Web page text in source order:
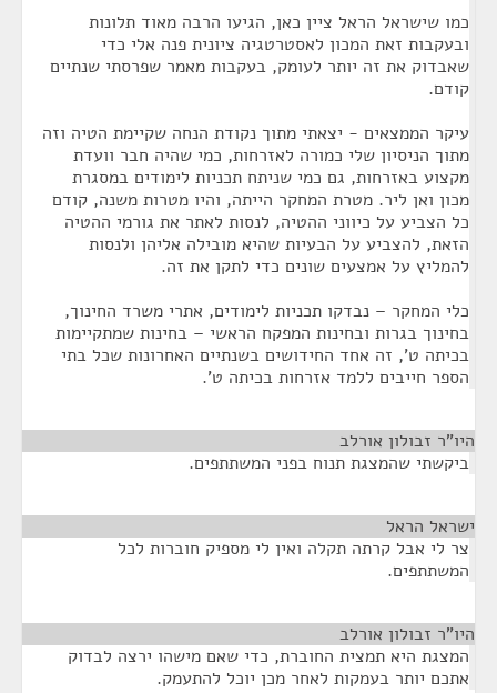
כמו שישראל הראל ציין כאן, הגיעו הרבה מאוד תלונות
ובעקבות זאת המכון לאסטרטגיה ציונית פנה אלי כדי
שאבדוק את זה יותר לעומק, בעקבות מאמר שפרסתי שנתיים
קודם.
עיקר הממצאים - יצאתי מתוך נקודת הנחה שקיימת הטיה וזה
מתוך הניסיון שלי כמורה לאזרחות, כמי שהיה חבר וועדת
מקצוע באזרחות, גם כמי שניתח תכניות לימודים במסגרת
מכון ואן ליר. מטרת המחקר הייתה, והיו מטרות משנה, קודם
כל הצביע על כיווני ההטיה, לנסות לאתר את גורמי ההטיה
הזאת, להצביע על הבעיות שהיא מובילה אליהן ולנסות
להמליץ על אמצעים שונים כדי לתקן את זה.
כלי המחקר – נבדקו תכניות לימודים, אתרי משרד החינוך,
בחינוך בגרות ובחינות המפקח הראשי – בחינות שמתקיימות
בכיתה ט', זה אחד החידושים בשנתיים האחרונות שכל בתי
הספר חייבים ללמד אזרחות בכיתה ט'.
היו"ר זבולון אורלב
ביקשתי שהמצגת תנוח בפני המשתתפים.
ישראל הראל
צר לי אבל קרתה תקלה ואין לי מספיק חוברות לכל
המשתתפים.
היו"ר זבולון אורלב
המצגת היא תמצית החוברת, כדי שאם מישהו ירצה לבדוק
אתכם יותר בעמקות לאחר מכן יוכל להתעמק.